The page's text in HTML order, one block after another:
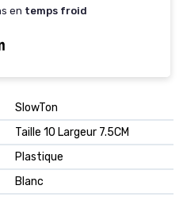
en temps froid
SlowTon
Taille 10 Largeur 7.5CM
Plastique
Blanc